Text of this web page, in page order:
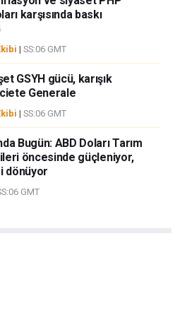
karşısında baskı
| SS:06 GMT
GSYH gücü, karışık
Generale
| SS:06 GMT
Bugün: ABD Doları Tarım
öncesinde güçleniyor,
dönüyor
GMT